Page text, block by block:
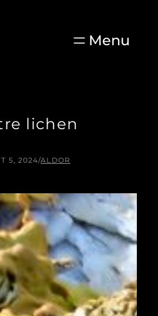
lichen
5, 2024/ALDOR